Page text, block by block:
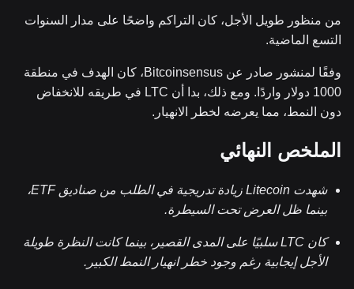
من منظور طويل الأجل، كان التراكم واضحًا على مدار السنوات
التسع الماضية.
وفقًا لمنشور صادر عن Bitcoinsensus، كان الهدف في منطقة
1000 دولار واردًا. ومع ذلك، بدا أن LTC في طريقه للانخفاض
دون النمط، مما يعرضه لخطر الانهيار.
الملخص النهائي
شهدت Litecoin زيادة تدريجية في الطلب من صناديق ETF،
بينما ظل العرض تحت السيطرة.
كان LTC سلبيًا على المدى القصير، بينما كانت النظرة طويلة
الأجل إيجابية رغم وجود خطر انهيار النمط الكبير.